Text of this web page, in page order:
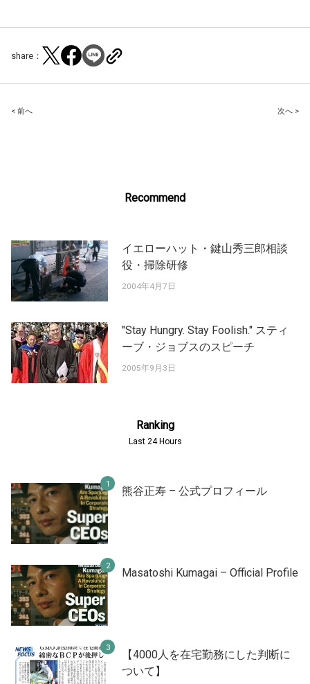
share：
Post
< 前へ 次へ >
Recommend
イエローハット・鍵山秀三郎相談
役・掃除研修
2004年4月7日
"Stay Hungry. Stay Foolish." スティ
ーブ・ジョブスのスピーチ
2005年9月3日
Ranking
Last 24 Hours
熊谷正寿 – 公式プロフィール
Masatoshi Kumagai – Official Profile
【4000人を在宅勤務にした判断に
ついて】